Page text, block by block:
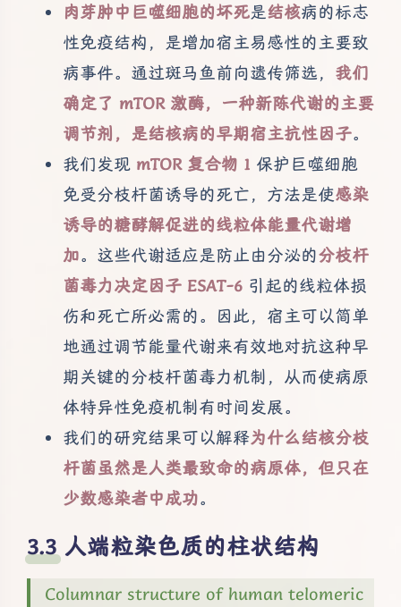
肉芽肿中巨噬细胞的坏死是结核病的标志
性免疫结构，是增加宿主易感性的主要致
病事件。通过斑马鱼前向遗传筛选， 我们
确定了 mTOR 激酶，一种新陈代谢的主要
调节剂，是结核病的早期宿主抗性因子。
我们发现 mTOR 复合物 1 保护巨噬细胞
免受分枝杆菌诱导的死亡，方法是使感染
诱导的糖酵解促进的线粒体能量代谢增
加。这些代谢适应是防止由分泌的分枝杆
菌毒力决定因子 ESAT-6 引起的线粒体损
伤和死亡所必需的。因此，宿主可以简单
地通过调节能量代谢来有效地对抗这种早
期关键的分枝杆菌毒力机制，从而使病原
体特异性免疫机制有时间发展。
我们的研究结果可以解释为什么结核分枝
杆菌虽然是人类最致命的病原体，但只在
少数感染者中成功。
人端粒染色质的柱状结构
Columnar structure of human telomeric